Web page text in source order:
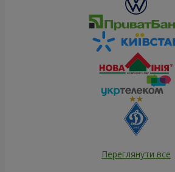
Переглянути все